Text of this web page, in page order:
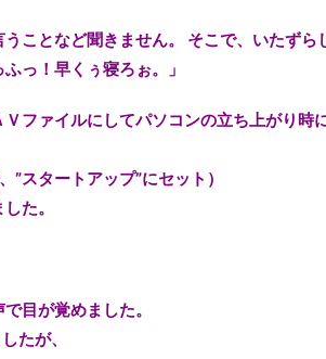
ことなど聞きません。 そこで、いたずら
っ！早くぅ寝ろぉ。」
ファイルにしてパソコンの立ち上がり時
”スタートアップ”にセット）
た。
目が覚めました。
たが、